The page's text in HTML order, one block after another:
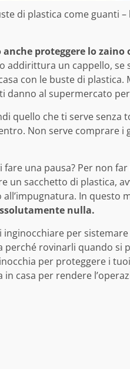
di plastica come guanti
proteggere lo zaino
addirittura un cappello, se
con le buste di
danno al supermercato
quello che ti serve senza
Non serve comprare i
una pausa? Per non
un sacchetto di plastica,
In questo
nulla.
per
perché rovinarli quando si
per proteggere i
casa per rendere